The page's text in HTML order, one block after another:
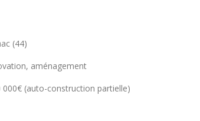
(44)
aménagement
000€ (auto-construction partielle)